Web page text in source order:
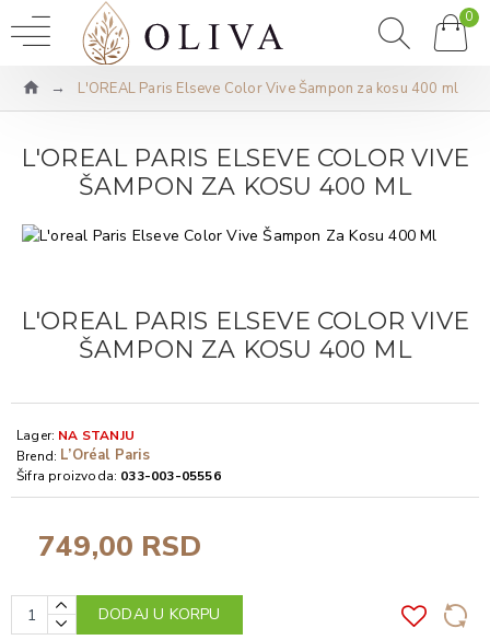
0
L'OREAL Paris Elseve Color Vive Šampon za kosu 400 ml
L'OREAL PARIS ELSEVE COLOR VIVE
ŠAMPON ZA KOSU 400 ML
L'OREAL PARIS ELSEVE COLOR VIVE
ŠAMPON ZA KOSU 400 ML
749,00 RSD
Lager: NA STANJU
Brend: L’Oréal Paris
Šifra proizvoda: 033-003-05556
DODAJ U KORPU